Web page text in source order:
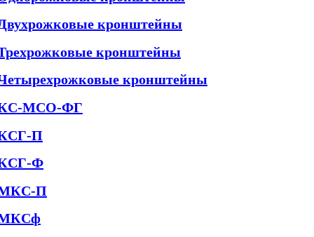
кронштейны
кронштейны
кронштейны
МСО-ФГ
П
Ф
П